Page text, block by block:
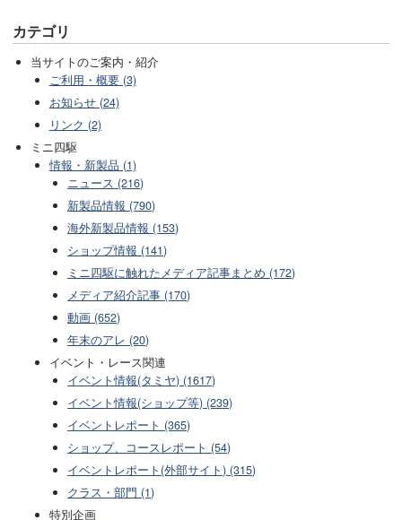
カテゴリ
当サイトのご案内・紹介
ご利用・概要 (3)
お知らせ (24)
リンク (2)
ミニ四駆
情報・新製品 (1)
ニュース (216)
新製品情報 (790)
海外新製品情報 (153)
ショップ情報 (141)
ミニ四駆に触れたメディア記事まとめ (172)
メディア紹介記事 (170)
動画 (652)
年末のアレ (20)
イベント・レース関連
イベント情報(タミヤ) (1617)
イベント情報(ショップ等) (239)
イベントレポート (365)
ショップ、コースレポート (54)
イベントレポート(外部サイト) (315)
クラス・部門 (1)
特別企画